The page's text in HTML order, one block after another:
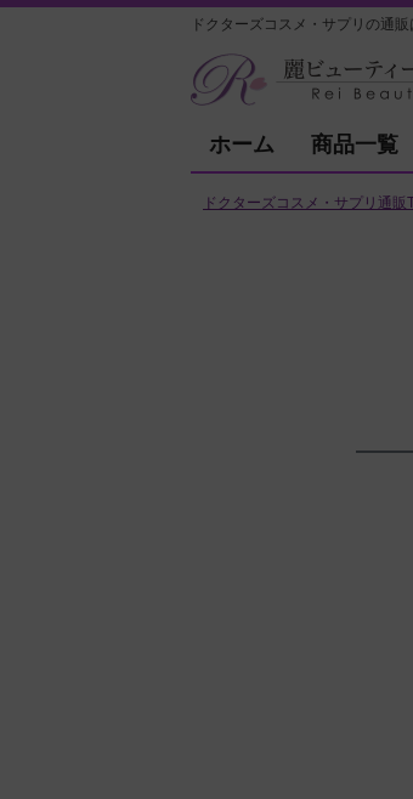
ドクターズコスメ・サプリの通
ホーム 商品一覧
ドクターズコスメ・サプリ通販